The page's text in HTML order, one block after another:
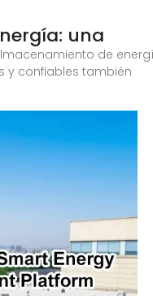
una
de
y confiables también